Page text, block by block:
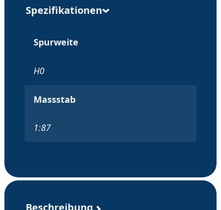
Spezifikationen
Spurweite
H0
Massstab
1:87
Beschreibung